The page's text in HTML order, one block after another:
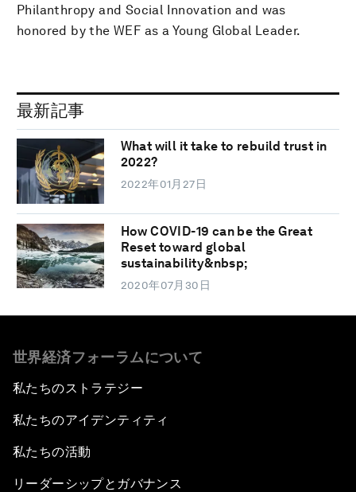
Philanthropy and Social Innovation and was
honored by the WEF as a Young Global Leader.
最新記事
What will it take to rebuild trust in
2022?
2022年01月27日
How COVID-19 can be the Great
Reset toward global
sustainability&nbsp;
2020年07月30日
世界経済フォーラムについて
私たちのストラテジー
私たちのアイデンティティ
私たちの活動
リーダーシップとガバナンス